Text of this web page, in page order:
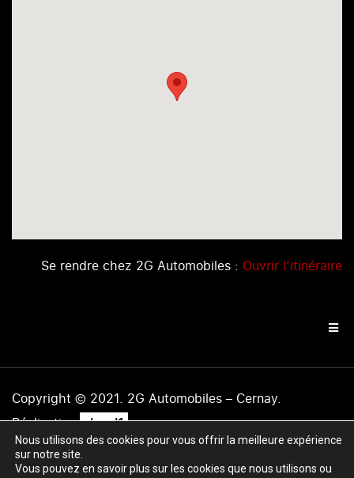
Se rendre chez 2G Automobiles : Ouvrir l’itinéraire
Copyright © 2021. 2G Automobiles – Cernay.
Réalisation .level1
Mentions légales|Politique de confidentialité|Plan du
site
Nous utilisons des cookies pour vous offrir la meilleure expérience
sur notre site.
Vous pouvez en savoir plus sur les cookies que nous utilisons ou